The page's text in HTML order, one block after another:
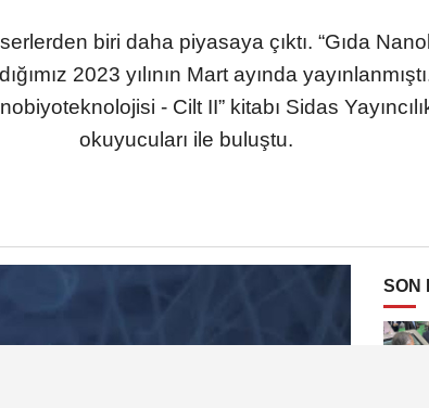
biri daha piyasaya çıktı. “Gıda
2023 yılının Mart ayında
- Cilt II” kitabı Sidas
okuyucuları ile buluştu.
SON